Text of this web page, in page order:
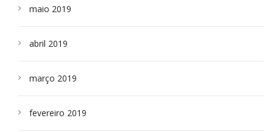
maio 2019
abril 2019
março 2019
fevereiro 2019